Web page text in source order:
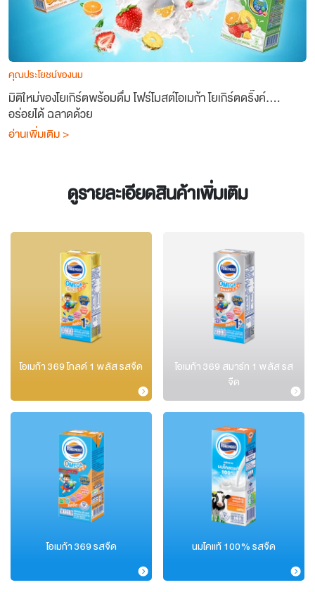
คุณประโยชน์ของนม
มิติใหม่ของโยเกิร์ตพร้อมดื่ม โฟร์โมสต์โอเมก้า โยเกิร์ตดริ๊งค์….
อร่อยได้ ฉลาดด้วย
อ่านเพิ่มเติม >
ดูรายละเอียดสินค้าเพิ่มเติม
โอเมก้า 369 โกลด์ 1 พลัส รสจืด
โอเมก้า 369 สมาร์ท 1 พลัส รส
จืด
โอเมก้า 369 รสจืด นมโคแท้ 100% รสจืด